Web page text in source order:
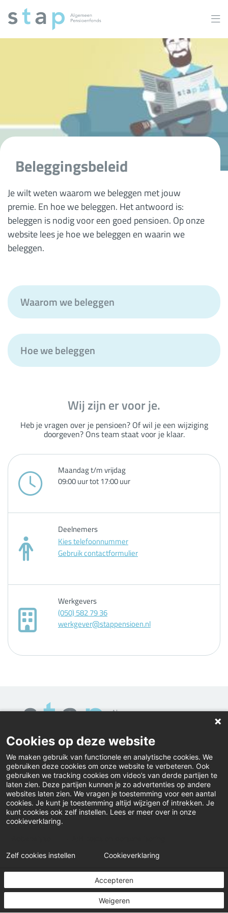
en
naar
gaan
Beleggingsbeleid
Je wilt weten waarom we beleggen met jouw
premie. En hoe we beleggen. Het antwoord is:
beleggen is nodig voor een goed pensioen. Op onze
website lees je hoe we beleggen en waarin we
beleggen.
Waarom we beleggen
Hoe we beleggen
Wij zijn er voor je.
Heb je vragen over je pensioen? Of wil je een wijziging
doorgeven? Ons team staat voor je klaar.
Maandag t/m vrijdag
09:00 uur tot 17:00 uur
Deelnemers
Kies telefoonnummer
Gebruik contactformulier
Werkgevers
(050) 582 79 36
werkgever@stappensioen.nl
Home
Contact
Actueel
Inloggen
© Algemeen Pensioenfonds Stap
Privacystatement Cookiebeleid
Cookies instellen
Cookies op deze website
We maken gebruik van functionele en analytische cookies. We
gebruiken deze cookies om onze website te verbeteren. Ook
gebruiken we tracking cookies om video’s van derde partijen te
laten zien. Deze partijen kunnen je zo advertenties op andere
websites laten zien. We vragen je toestemming voor een aantal
cookies. Je kunt je toestemming altijd wijzigen of intrekken. Je
kunt cookies ook zelf instellen. Lees er meer over in onze
cookieverklaring.
Accepteren
Weigeren
Zelf cookies instellen Cookieverklaring